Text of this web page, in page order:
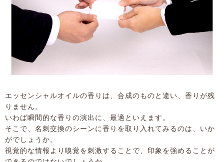
エッセンシャルオイルの香りは、合成のものと違い、香りが残
りません。
いわば瞬間的な香りの演出に、最適といえます。
そこで、名刺交換のシーンに香りを取り入れてみるのは、いか
がでしょうか。
視覚的な情報より嗅覚を刺激することで、印象を強めることが